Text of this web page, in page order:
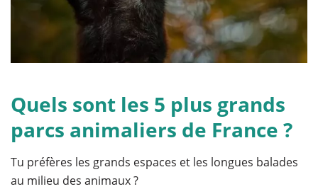
Quels sont les 5 plus grands
parcs animaliers de France ?
Tu préfères les grands espaces et les longues balades
au milieu des animaux ?